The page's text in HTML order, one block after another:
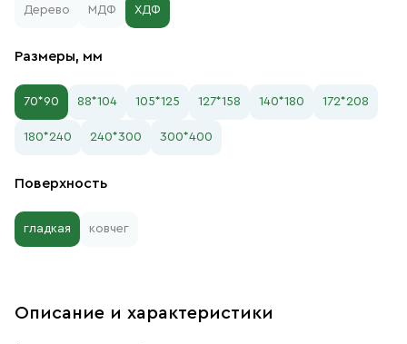
Дерево МДФ ХДФ
Размеры, мм
70*90 88*104 105*125 127*158 140*180 172*208
180*240 240*300 300*400
Поверхность
гладкая ковчег
Описание и характеристики